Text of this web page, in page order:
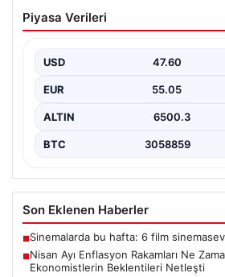
Nisan Ayı Enflasyon
Zaman Açıklanacak?
Türkiye İstatistik Kurumu (TÜİK)
Piyasa Verileri
USD 47.60
EUR 55.05
ALTIN 6500.3
BTC 3058859
Son Eklenen Haberler
■Sinemalarda bu hafta: 6 film
■Nisan Ayı Enflasyon Rakamları Ne
Ekonomistlerin Beklentileri Netleşti